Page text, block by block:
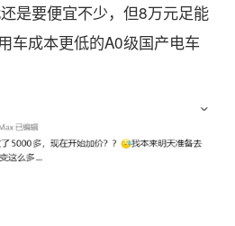
是要便宜不少，但8万元足能
车成本更低的A0级国产电车